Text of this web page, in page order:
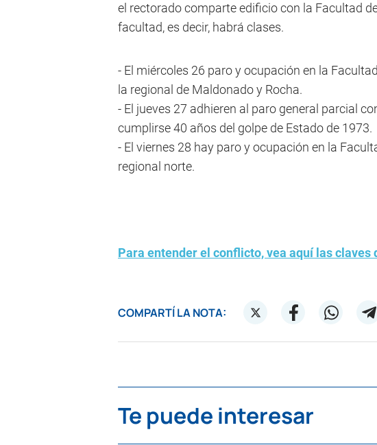
el rectorado comparte edificio con la Facultad
facultad, es decir, habrá clases.
- El miércoles 26 paro y ocupación en la
la regional de Maldonado y Rocha.
- El jueves 27 adhieren al paro general parcial
cumplirse 40 años del golpe de Estado de 1973.
- El viernes 28 hay paro y ocupación en la
regional norte.
Para entender el conflicto, vea aquí las
COMPARTÍ LA NOTA:
Te puede interesar